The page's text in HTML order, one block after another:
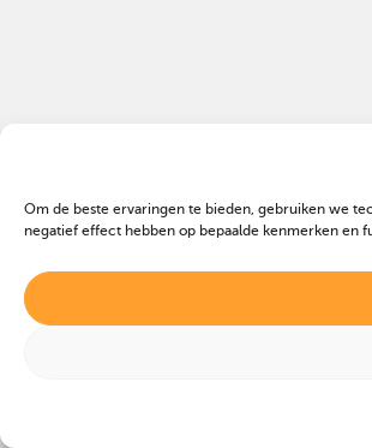
Om de beste ervaringen te bieden, gebruiken we
negatief effect hebben op bepaalde kenmerken en